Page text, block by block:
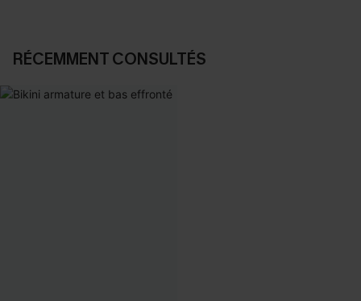
RÉCEMMENT CONSULTÉS